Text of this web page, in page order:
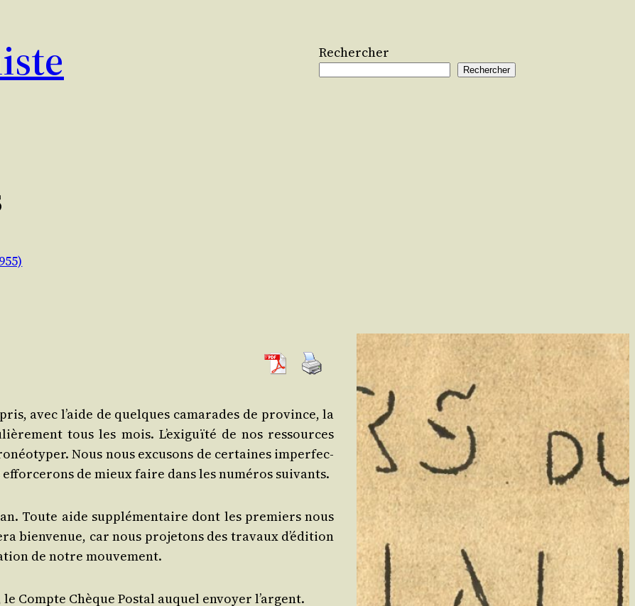
Rechercher
Rechercher
avec l’aide de quelques cama­rades de pro­vince, la
tous les mois. L’exiguïté de nos res­sources
Nous nous excu­sons de cer­taines imper­fec­
de mieux faire dans les numé­ros suivants.
Toute aide sup­plé­men­taire dont les pre­miers nous
bien­ve­nue, car nous pro­je­tons des tra­vaux d’édition
de notre mouvement.
Compte Chèque Pos­tal auquel envoyer l’argent.